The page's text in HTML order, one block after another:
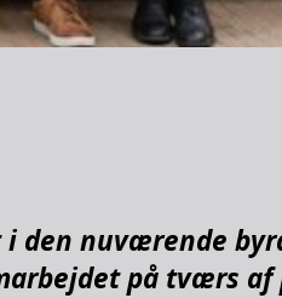
den nuværende
på tværs